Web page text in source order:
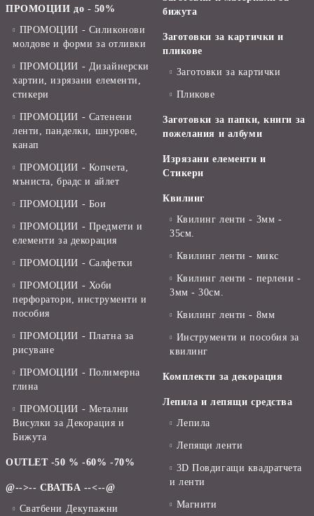
ПРОМОЦИИ до - 50%
ПРОМОЦИИ - Силиконови
молдове и форми за отливки
ПРОМОЦИИ - Дизайнерски
хартии, изрязани елементи,
стикери
ПРОМОЦИИ - Сатенени
ленти, панделки, шнурове,
канап
ПРОМОЦИИ - Копчета,
мъниста, брадс и айлет
ПРОМОЦИИ - Бои
ПРОМОЦИИ - Предмети и
елементи за декорация
ПРОМОЦИИ - Салфетки
ПРОМОЦИИ - Хоби
перфоратори, инструменти и
пособия
ПРОМОЦИИ - Платна за
рисуване
ПРОМОЦИИ - Полимерна
глина
ПРОМОЦИИ - Метални
Висулки за Декорация и
Бижута
OUTLET -50 % -60% -70%
@-->-- СВАТБА --<--@
Сватбени Декупажни
бижута
Заготовки за картички и
пликове
Заготовки за картички
Пликове
Заготовки за папки, книги за
пожелания и албуми
Изрязани елементи и
Стикери
Квилинг
Квилинг ленти - 3мм -
35см.
Квилинг ленти - микс
Квилинг ленти - перлени -
3мм - 30см.
Квилинг ленти - 8мм
Инструменти и пособия за
квилинг
Комплекти за декорация
Лепила и лепящи средства
Лепила
Лепящи ленти
3D Повдигащи квадратчета
и ленти
Магнити